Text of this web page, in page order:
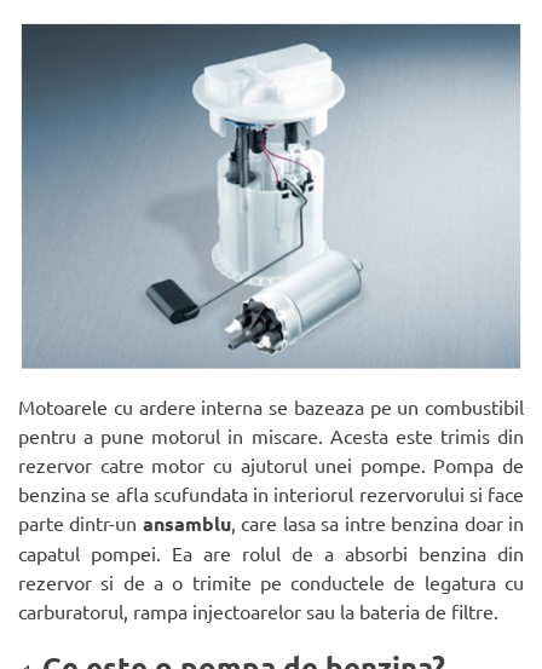
Motoarele cu ardere interna se bazeaza pe un combustibil
pentru a pune motorul in miscare. Acesta este trimis din
rezervor catre motor cu ajutorul unei pompe. Pompa de
benzina se afla scufundata in interiorul rezervorului si face
parte dintr-un ansamblu, care lasa sa intre benzina doar in
capatul pompei. Ea are rolul de a absorbi benzina din
rezervor si de a o trimite pe conductele de legatura cu
carburatorul, rampa injectoarelor sau la bateria de filtre.